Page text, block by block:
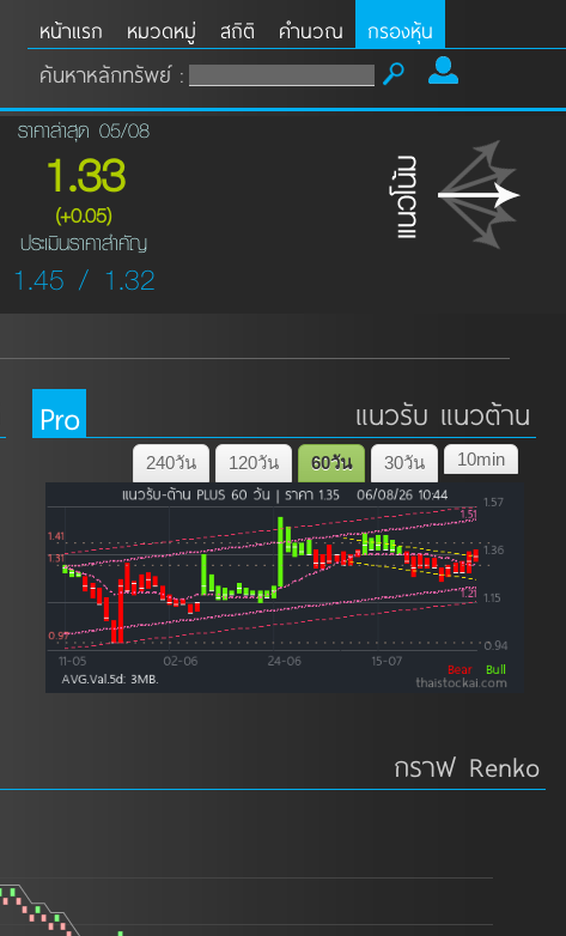
หน้าแรก หมวดหมู่ สถิติ คำนวณ กรองหุ้น
ค้นหาหลักทรัพย์ :
ราคาล่าสุด 05/08
1.33
(+0.05)
ประเมินราคาสำคัญ
1.45 / 1.32
Pro แนวรับ แนวต้าน
10min
30วัน
60วัน
120วัน
240วัน
กราฟ Renko